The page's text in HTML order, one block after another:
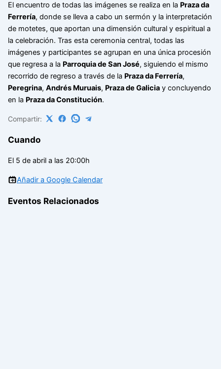
El encuentro de todas las imágenes se realiza en la Praza da
Ferrería, donde se lleva a cabo un sermón y la interpretación
de motetes, que aportan una dimensión cultural y espiritual a
la celebración. Tras esta ceremonia central, todas las
imágenes y participantes se agrupan en una única procesión
que regresa a la Parroquia de San José, siguiendo el mismo
recorrido de regreso a través de la Praza da Ferrería,
Peregrina, Andrés Muruais, Praza de Galiciay concluyendo
en la Praza da Constitución.
Compartir:
Cuando
El 5 de abril a las 20:00h
Añadir a Google Calendar
Eventos Relacionados